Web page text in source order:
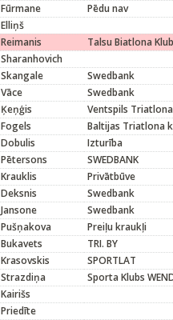
Fūrmane
Pēdu nav
Elliņš
Reimanis
Talsu Biatlona
Sharanhovich
Skangale
Swedbank
Vāce
Swedbank
Ķeņģis
Ventspils
Fogels
Baltijas Triatlona
Dobulis
Izturība
Pētersons
SWEDBANK
Krauklis
Privātbūve
Deksnis
Swedbank
Jansone
Swedbank
Pušņakova
Preiļu kraukļi
Bukavets
TRI. BY
Krasovskis
SPORTLAT
Strazdiņa
Sporta Klubs
Kairišs
Priedīte